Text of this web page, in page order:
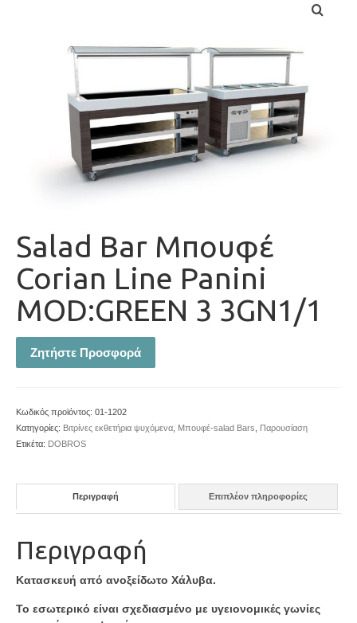
Salad Bar Μπουφέ
Corian Line Panini
MOD:GREEN 3 3GN1/1
Ζητήστε Προσφορά
Κωδικός προϊόντος: 01-1202
Κατηγορίες: Βιτρίνες εκθετήρια ψυχόμενα Μπουφέ-salad Bars
Παρουσίαση
Ετικέτα: DOBROS
Περιγραφή Επιπλέον πληροφορίες
Περιγραφή
Κατασκευή από ανοξείδωτο Χάλυβα.
Το εσωτερικό είναι σχεδιασμένο με υγειονομικές γωνίες